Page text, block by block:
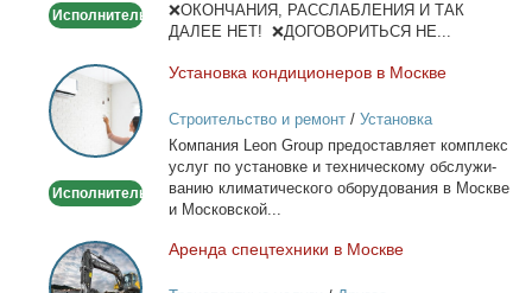
Исполнитель
❌ОКОНЧАНИЯ, РАССЛАБЛЕНИЯ И ТАК
ДАЛЕЕ НЕТ! ❌ДОГОВОРИТЬСЯ НЕ...
Установка
кондиционеров
в
Москве
Исполнитель
Уста­нов­ка кон­ди­ци­о­не­ров в Москве
Строительство и ремонт/ Установка
кондиционеров
Ком­па­ния Leon Group предо­став­ля­ет ком­плекс
услуг по уста­нов­ке и тех­ни­че­ско­му об­слу­жи­
ва­нию кли­ма­ти­че­ско­го обо­ру­до­ва­ния в Москве
и Мос­ков­ской...
Аренда
спецтехники
Арен­да спец­тех­ни­ки в Москве